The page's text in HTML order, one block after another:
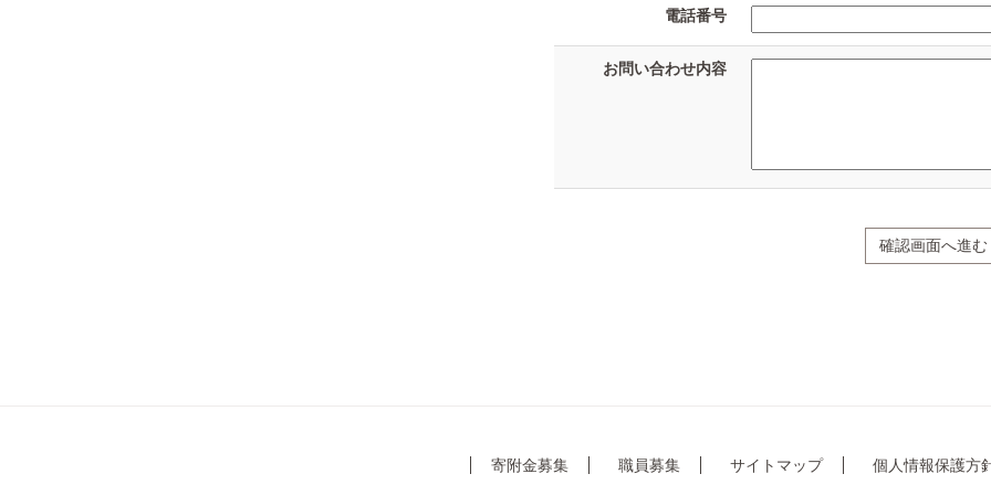
電話番号
お問い合わせ内容
確認画面へ進む
寄附金募集 職員募集 サイトマップ 個人情報保護方